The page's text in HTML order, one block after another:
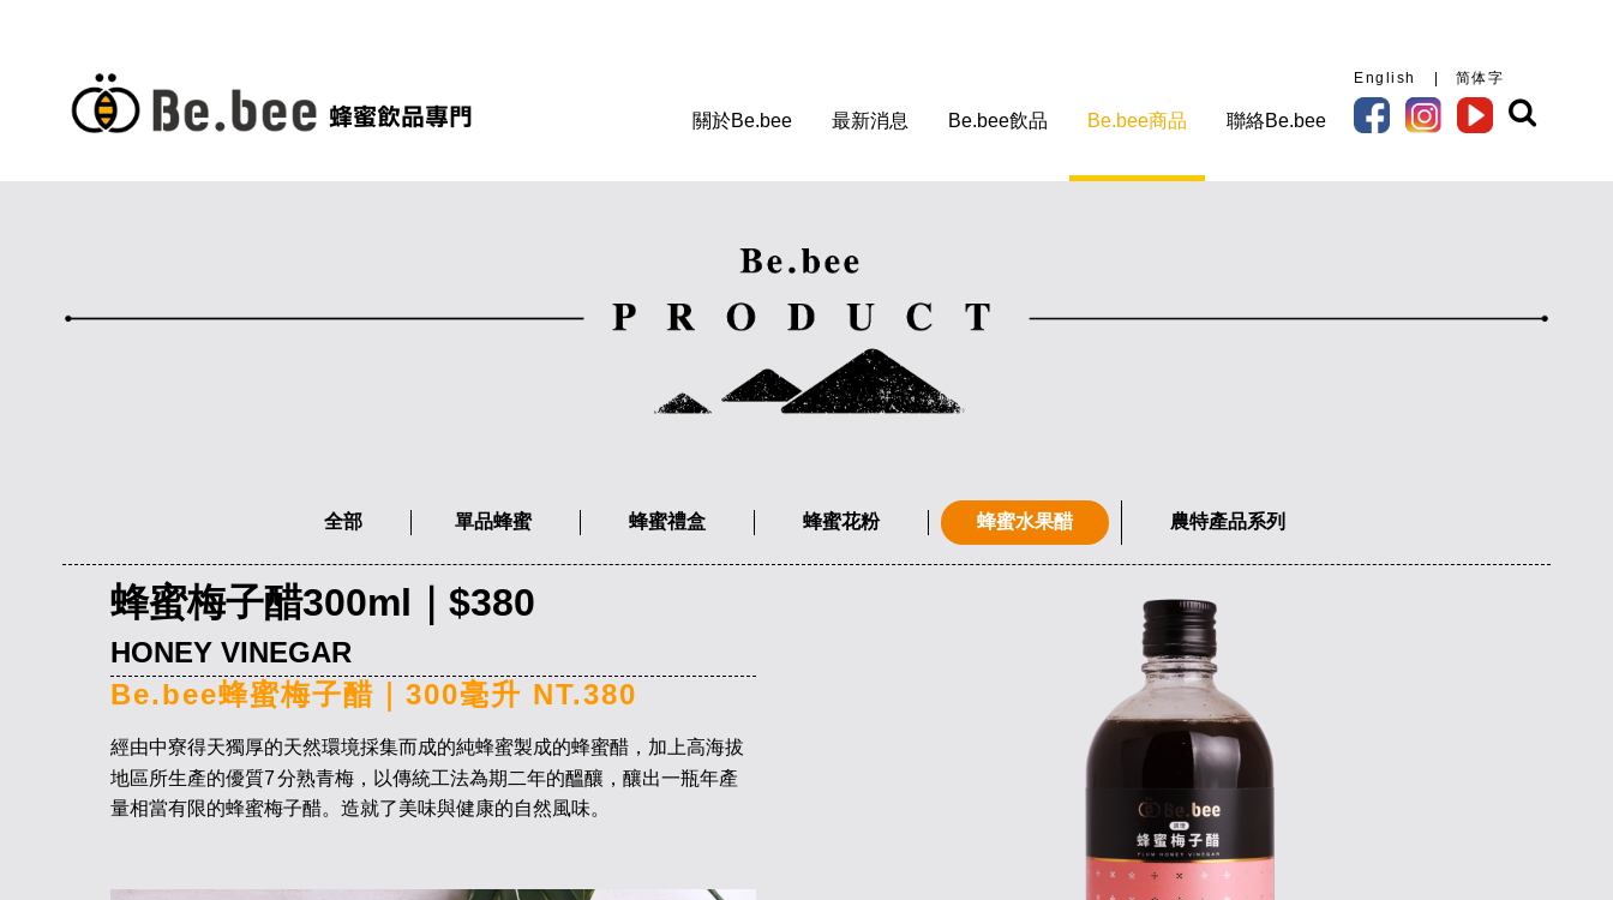
蜂蜜飲品專門 關於Be.bee 最新消息 Be.bee飲品 Be.bee商品 聯絡Be.bee
English 简体字
全部 單品蜂蜜 蜂蜜禮盒 蜂蜜花粉 蜂蜜水果醋 農特產品系列
蜂蜜梅子醋300ml｜$380
HONEY VINEGAR
Be.bee蜂蜜梅子醋｜300毫升 NT.380
經由中寮得天獨厚的天然環境採集而成的純蜂蜜製成的蜂蜜醋，加上高海拔
地區所生產的優質7分熟青梅，以傳統工法為期二年的醞釀，釀出一瓶年產
量相當有限的蜂蜜梅子醋。 造就了美味與健康的自然風味。